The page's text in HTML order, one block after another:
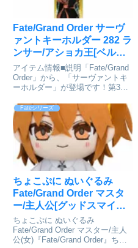
Fate/Grand Order サーヴ
ァントキーホルダー 282 ラ
ンサー/アショカ王[ベルフ
ァイン]が予約受付開始
アイテム情報■説明「Fate/Grand
Order」から、「サーヴァントキ
ーホルダー」が登場です！第36
90mm×（横）35mm×（厚）
3mmFate/Grand Order_サーヴァ
ントキーホルダー282 ランサ...
Fateシリーズ
ちょこぷに ぬいぐるみ
Fate/Grand Order マスタ
ー/主人公[グッドスマイル
カンパニー]が予約受付開
始
ちょこぷに ぬいぐるみ
Fate/Grand Order マスター/主人
公(女)『Fate/Grand Order』​ちょ